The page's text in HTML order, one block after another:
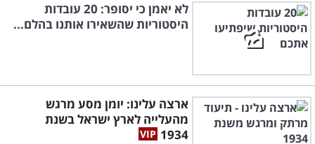
לא יאמן כי יסופר: 20 עובדות
היסטוריות שהשאירו אותנו בהלם...
ארצה עלינו: יומן מסע מרגש
מהעלייה לארץ ישראל בשנת
1934